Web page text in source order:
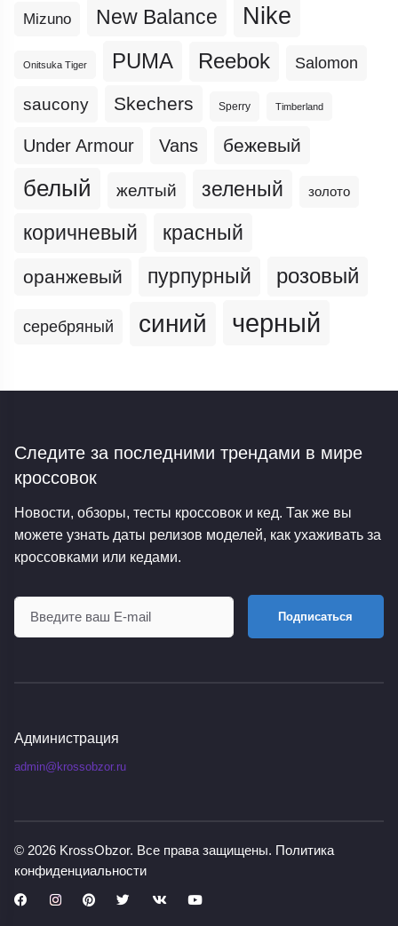
Mizuno New Balance Nike
Onitsuka Tiger PUMA Reebok Salomon
saucony Skechers Sperry Timberland
Under Armour Vans бежевый
белый желтый зеленый золото
коричневый красный
оранжевый пурпурный розовый
серебряный синий черный
Следите за последними трендами в мире
кроссовок
Новости, обзоры, тесты кроссовок и кед. Так же вы
можете узнать даты релизов моделей, как ухаживать за
кроссовками или кедами.
Подписаться
Администрация
admin@krossobzor.ru
© 2026 KrossObzor. Все права защищены. Политика
конфиденциальности